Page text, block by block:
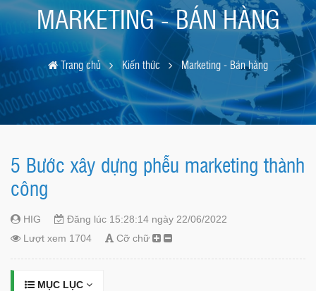
MARKETING - BÁN HÀNG
Trang chủ Kiến thức Marketing - Bán hàng
5 Bước xây dựng phễu marketing thành
công
HIG
Đăng lúc 15:28:14 ngày 22/06/2022
Lượt xem 1704
Cỡ chữ
MỤC LỤC